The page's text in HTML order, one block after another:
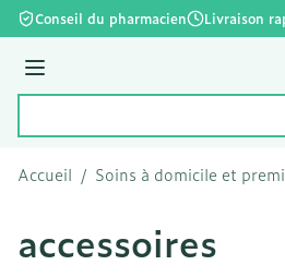
Aller au contenu
Conseil du pharmacien Livraison
Menu
Accueil / Soins à domicile et
accessoires